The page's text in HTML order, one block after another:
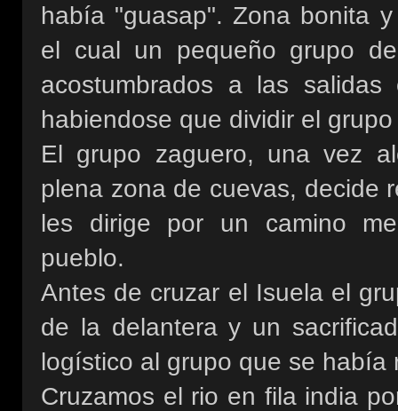
había "guasap". Zona bonita
el cual un pequeño grupo
acostumbrados a las salidas
habiendose que dividir el
El grupo zaguero, una vez
plena zona de cuevas, decide
les dirige por un camino
pueblo.
Antes de cruzar el Isuela el
de la delantera y un
logístico al grupo que se había
Cruzamos el rio en fila india